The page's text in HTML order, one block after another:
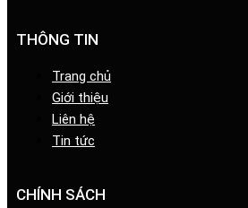
THÔNG TIN
Trang chủ
Giới thiệu
Liên hệ
Tin tức
CHÍNH SÁCH